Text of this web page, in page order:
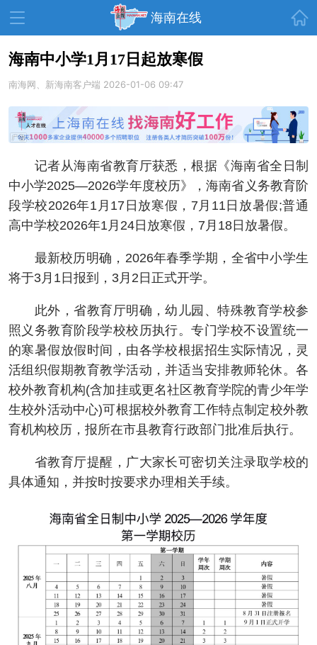
海南在线
资讯中心 热点 旅游
文体 财经
教育 健康 房产
家装 交通 美食
生活 演出 活动
展会 走读海南 周末去哪儿
人才在线 天涯企服
海南中小学1月17日起放寒假
南海网、新海南客户端 2026-01-06 09:47
记者从海南省教育厅获悉，根据《海南省全日制
中小学2025—2026学年度校历》，海南省义务教育阶
段学校2026年1月17日放寒假，7月11日放暑假;普通
高中学校2026年1月24日放寒假，7月18日放暑假。
最新校历明确，2026年春季学期，全省中小学生
将于3月1日报到，3月2日正式开学。
此外，省教育厅明确，幼儿园、特殊教育学校参
照义务教育阶段学校校历执行。专门学校不设置统一
的寒暑假放假时间，由各学校根据招生实际情况，灵
活组织假期教育教学活动，并适当安排教师轮休。各
校外教育机构(含加挂或更名社区教育学院的青少年学
生校外活动中心)可根据校外教育工作特点制定校外教
育机构校历，报所在市县教育行政部门批准后执行。
省教育厅提醒，广大家长可密切关注录取学校的
具体通知，并按时按要求办理相关手续。